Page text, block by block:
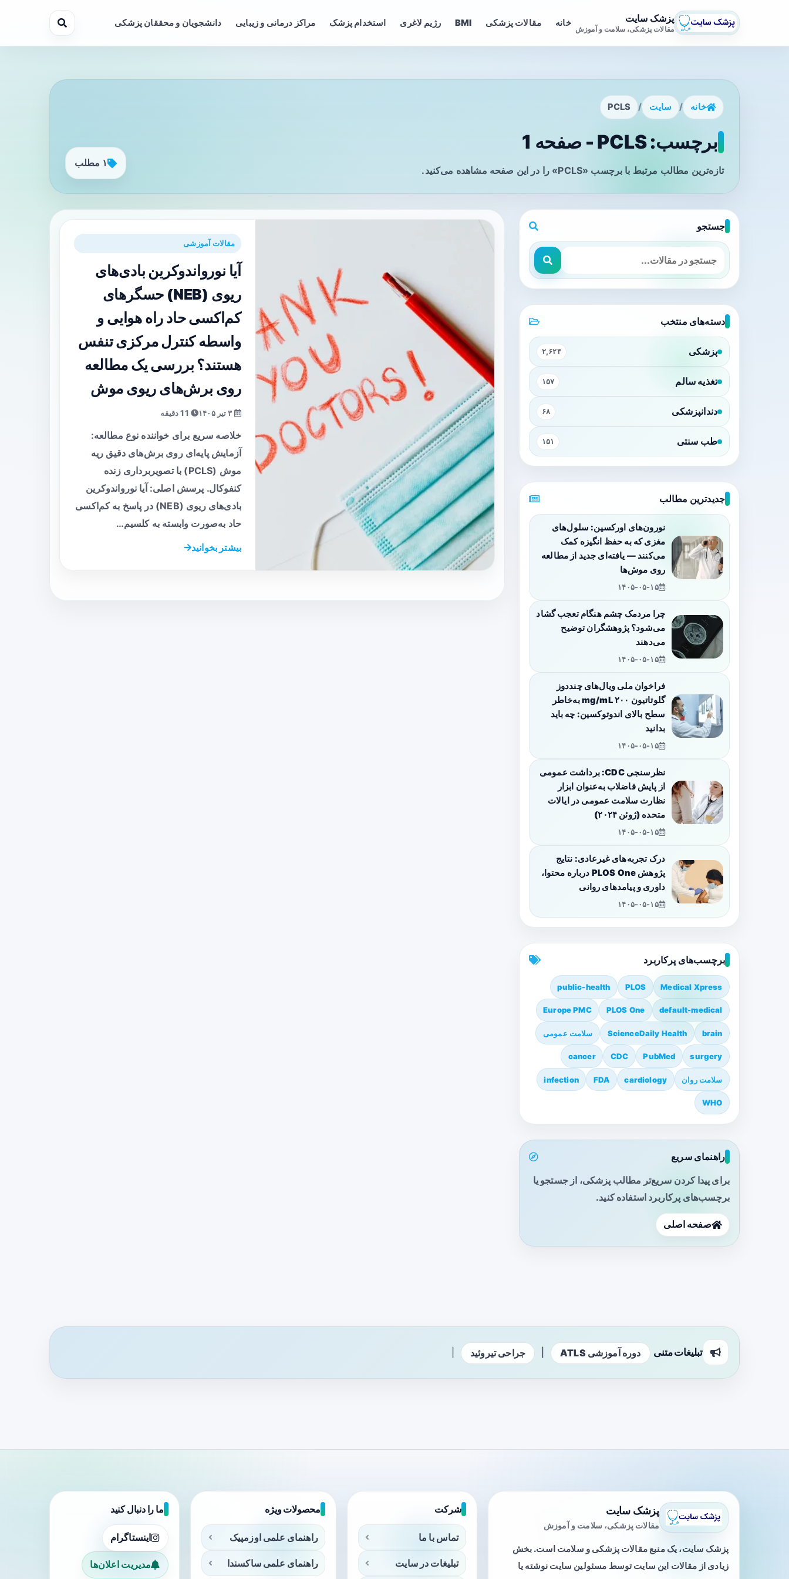
پزشک سایت
مقالات پزشکی، سلامت و آموزش
خانه مقالات پزشکی BMI رژیم لاغری استخدام پزشک مراکز درمانی و زیبایی دانشجویان و محققان پزشکی
خانه / سایت /
PCLS
برچسب: PCLS - صفحه 1
تازه‌ترین مطالب مرتبط با برچسب «PCLS» را در این صفحه مشاهده می‌کنید.
۱ مطلب
مقالات آموزشی
آیا نورواندوکرین بادی‌های
ریوی (NEB) حسگرهای
کم‌اکسی حاد راه هوایی و
واسطه کنترل مرکزی تنفس
هستند؟ بررسی یک مطالعه
روی برش‌های ریوی موش
خلاصه سریع برای خواننده نوع مطالعه:
آزمایش پایه‌ای روی برش‌های دقیق ریه
موش (PCLS) با تصویربرداری زنده
کنفوکال. پرسش اصلی: آیا نورواندوکرین
بادی‌های ریوی (NEB) در پاسخ به کم‌اکسی
حاد به‌صورت وابسته به کلسیم…
بیشتر بخوانید
جستجو
دسته‌های منتخب
پزشکی ۲,۶۲۴
تغذیه سالم ۱۵۷
دندانپزشکی ۶۸
طب سنتی ۱۵۱
جدیدترین مطالب
نورون‌های اورکسین: سلول‌های
مغزی که به حفظ انگیزه کمک
می‌کنند — یافته‌ای جدید از مطالعه
روی موش‌ها
۱۴۰۵-۰۵-۱۵
چرا مردمک چشم هنگام تعجب گشاد
می‌شود؟ پژوهشگران توضیح
می‌دهند
۱۴۰۵-۰۵-۱۵
فراخوان ملی ویال‌های چنددوز
گلوتاتیون ۲۰۰ mg/mL به‌خاطر
سطح بالای اندوتوکسین: چه باید
بدانید
۱۴۰۵-۰۵-۱۵
نظرسنجی CDC: برداشت عمومی
از پایش فاضلاب به‌عنوان ابزار
نظارت سلامت عمومی در ایالات
متحده (ژوئن ۲۰۲۴)
۱۴۰۵-۰۵-۱۵
درک تجربه‌های غیرعادی: نتایج
پژوهش PLOS One درباره محتوا،
داوری و پیامدهای روانی
۱۴۰۵-۰۵-۱۵
برچسب‌های پرکاربرد
Medical Xpress
PLOS
public-health
default-medical
PLOS One
Europe PMC
brain
ScienceDaily Health سلامت عمومی
surgery
PubMed
CDC
cancer
سلامت روان cardiology
FDA
infection
WHO
راهنمای سریع
برای پیدا کردن سریع‌تر مطالب پزشکی، از جستجو یا
برچسب‌های پرکاربرد استفاده کنید.
صفحه اصلی
تبلیغات متنی دوره آموزشی ATLS جراحی تیروئید
پزشک سایت
مقالات پزشکی، سلامت و آموزش
پزشک سایت، یک منبع مقالات پزشکی و سلامت است. بخش
زیادی از مقالات این سایت توسط مسئولین سایت نوشته یا
شرکت
تماس با ما
تبلیغات در سایت
محصولات ویژه
راهنمای علمی اوزمپیک
راهنمای علمی ساکسندا
ما را دنبال کنید
اینستاگرام
مدیریت اعلان‌ها